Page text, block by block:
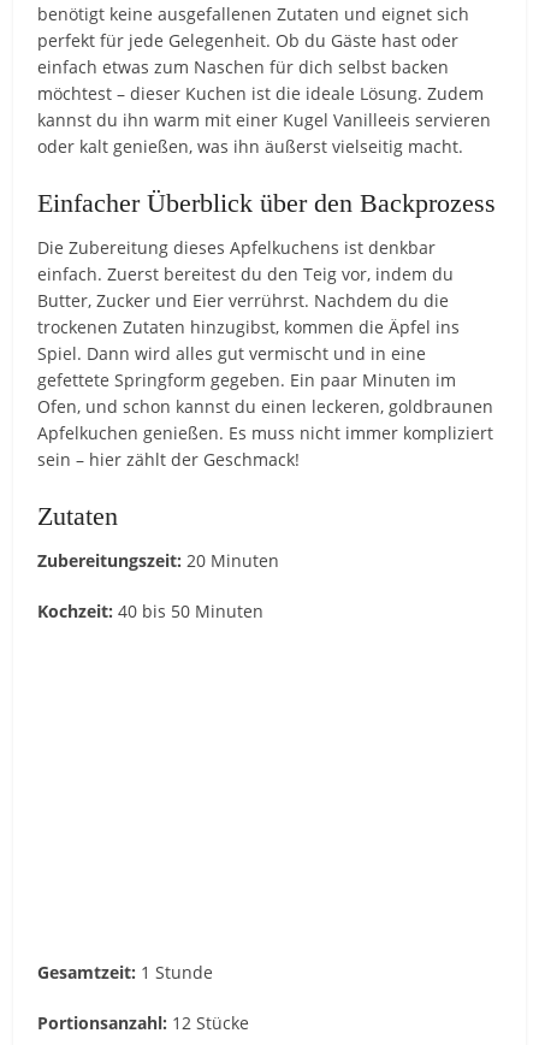
benötigt keine ausgefallenen Zutaten und eignet sich
perfekt für jede Gelegenheit. Ob du Gäste hast oder
einfach etwas zum Naschen für dich selbst backen
möchtest – dieser Kuchen ist die ideale Lösung. Zudem
kannst du ihn warm mit einer Kugel Vanilleeis servieren
oder kalt genießen, was ihn äußerst vielseitig macht.
Einfacher Überblick über den Backprozess
Die Zubereitung dieses Apfelkuchens ist denkbar
einfach. Zuerst bereitest du den Teig vor, indem du
Butter, Zucker und Eier verrührst. Nachdem du die
trockenen Zutaten hinzugibst, kommen die Äpfel ins
Spiel. Dann wird alles gut vermischt und in eine
gefettete Springform gegeben. Ein paar Minuten im
Ofen, und schon kannst du einen leckeren, goldbraunen
Apfelkuchen genießen. Es muss nicht immer kompliziert
sein – hier zählt der Geschmack!
Zutaten
Zubereitungszeit: 20 Minuten
Kochzeit: 40 bis 50 Minuten
Gesamtzeit: 1 Stunde
Portionsanzahl: 12 Stücke